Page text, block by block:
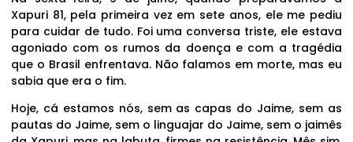
Xapuri 81, pela primeira vez em sete anos, ele me pediu
para cuidar de tudo. Foi uma conversa triste, ele estava
agoniado com os rumos da doença e com a tragédia
que o Brasil enfrentava. Não falamos em morte, mas eu
sabia que era o fim.
Hoje, cá estamos nós, sem as capas do Jaime, sem as
pautas do Jaime, sem o linguajar do Jaime, sem o jaimês